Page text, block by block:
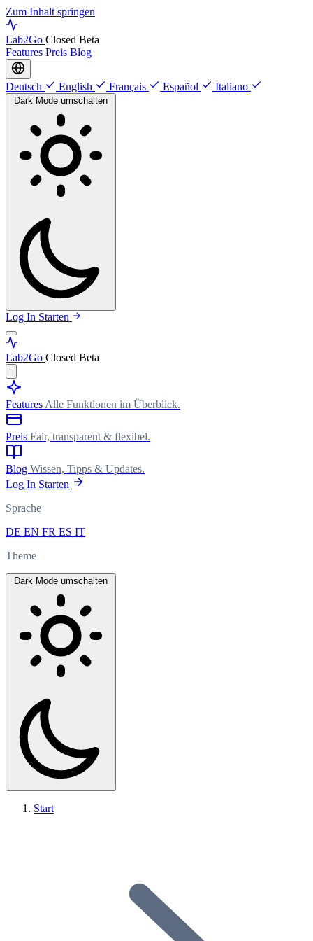
Zum Inhalt springen
Lab2Go Closed Beta
Features Preis Blog
Deutsch English Français Español Italiano
Dark Mode umschalten
Log In Starten
Lab2Go Closed Beta
Features Alle Funktionen im Überblick.
Preis Fair, transparent & flexibel.
Blog Wissen, Tipps & Updates.
Log In Starten
Sprache
DE EN FR ES IT
Theme
Dark Mode umschalten
Start